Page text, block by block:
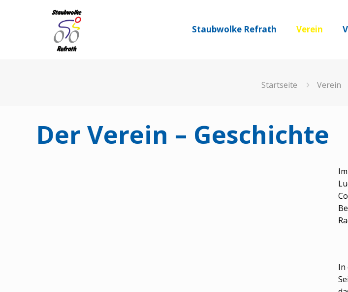
Staubwolke Refrath Verein
Startseite Verein
Der Verein – Geschichte
In